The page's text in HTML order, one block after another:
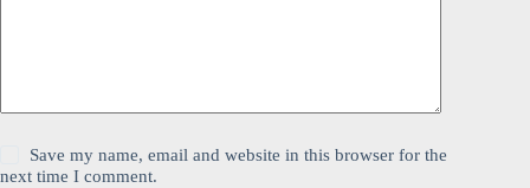
Save my name, email and website in this browser for the
next time I comment.